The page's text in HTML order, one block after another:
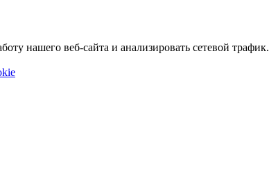
нашего веб-сайта и анализировать сетевой трафик.